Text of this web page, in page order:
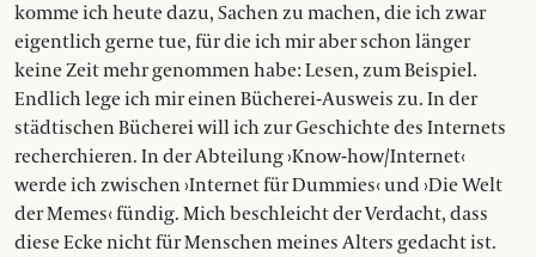
komme ich heute dazu, Sachen zu machen, die ich zwar
eigentlich gerne tue, für die ich mir aber schon länger
keine Zeit mehr genommen habe: Lesen, zum Beispiel.
Endlich lege ich mir einen ­Bücherei-Ausweis zu. In der
städtischen Bücherei will ich zur Geschichte des Internets
recherchieren. In der Abteilung ›Know-how/Internet‹
werde ich zwischen ›Internet für Dummies‹ und ›Die Welt
der Memes‹ fündig. Mich beschleicht der Verdacht, dass
diese Ecke nicht für Menschen meines Alters gedacht ist.